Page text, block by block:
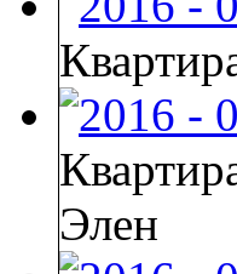
Элен